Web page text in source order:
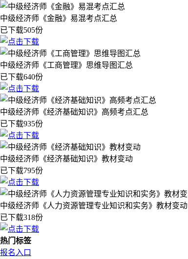
中级经济师《金融》易混考点汇总
已下载505份
中级经济师《工商管理》思维导图汇总
已下载640份
中级经济师《经济基础知识》高频考点汇总
已下载935份
中级经济师《经济基础知识》教材变动
已下载795份
中级经济师《人力资源管理专业知识和实务》教材变动
已下载318份
热门标签
报名入口